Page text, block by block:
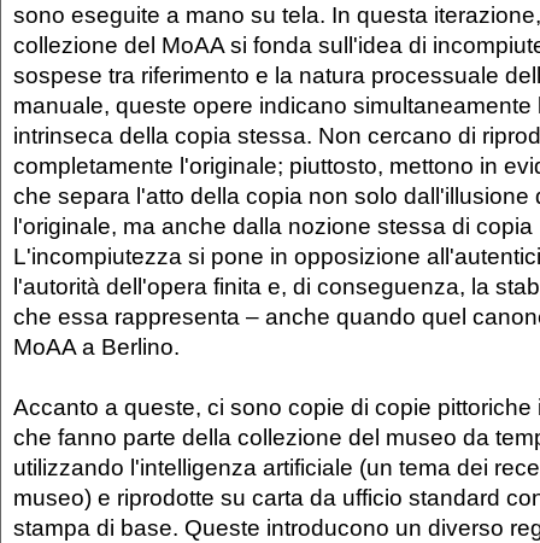
sono eseguite a mano su tela. In questa
collezione del MoAA si fonda sull'idea di
sospese tra riferimento e la natura processuale
manuale, queste opere indicano simultaneamente
intrinseca della copia stessa. Non cercano di
completamente l'originale; piuttosto, mettono in
che separa l'atto della copia non solo dall'illusione
l'originale, ma anche dalla nozione stessa di copia
L'incompiutezza si pone in opposizione
l'autorità dell'opera finita e, di conseguenza, la
che essa rappresenta – anche quando quel
MoAA a Berlino.
Accanto a queste, ci sono copie di copie
che fanno parte della collezione del museo da
utilizzando l'intelligenza artificiale (un tema dei
museo) e riprodotte su carta da ufficio standard
stampa di base. Queste introducono un diverso